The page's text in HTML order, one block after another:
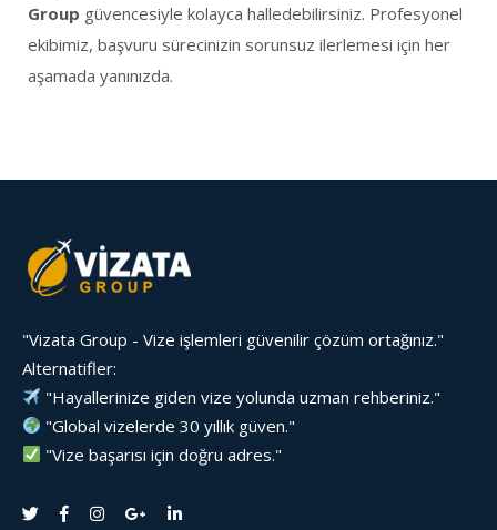
Group güvencesiyle kolayca halledebilirsiniz. Profesyonel
ekibimiz, başvuru sürecinizin sorunsuz ilerlemesi için her
aşamada yanınızda.
"Vizata Group - Vize işlemleri güvenilir çözüm ortağınız."
Alternatifler:
"Hayallerinize giden vize yolunda uzman rehberiniz."
"Global vizelerde 30 yıllık güven."
"Vize başarısı için doğru adres."